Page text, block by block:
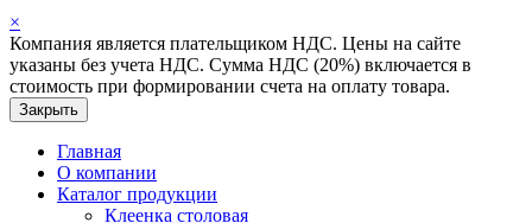
×
Компания является плательщиком НДС. Цены на сайте
указаны без учета НДС. Сумма НДС (20%) включается в
стоимость при формировании счета на оплату товара.
Закрыть
Главная
О компании
Каталог продукции
Клеенка столовая